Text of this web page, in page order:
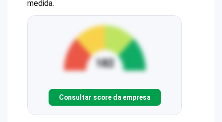
medida.
Consultar score da empresa